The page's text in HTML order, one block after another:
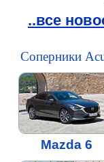
..все
Соперники
Mazda 6